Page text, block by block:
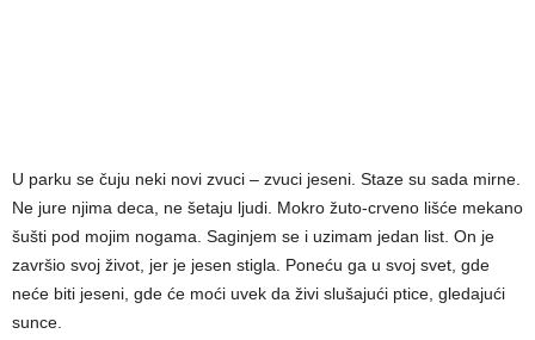
U parku se čuju neki novi zvuci – zvuci jeseni. Staze su sada mirne.
Ne jure njima deca, ne šetaju ljudi. Mokro žuto-crveno lišće mekano
šušti pod mojim nogama. Saginjem se i uzimam jedan list. On je
završio svoj život, jer je jesen stigla. Poneću ga u svoj svet, gde
neće biti jeseni, gde će moći uvek da živi slušajući ptice, gledajući
sunce.